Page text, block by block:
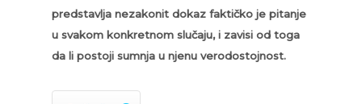
predstavlja nezakonit dokaz faktičko je pitanje
u svakom konkretnom slučaju, i zavisi od toga
da li postoji sumnja u njenu verodostojnost.